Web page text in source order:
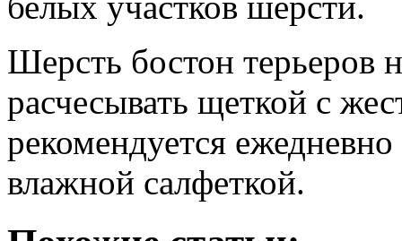
Шерсть бостон терьеров
расчесывать щеткой с
рекомендуется
влажной салфеткой.